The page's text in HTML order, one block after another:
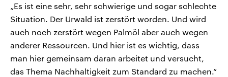
„Es ist eine sehr, sehr schwierige und sogar schlechte
Situation. Der Urwald ist zerstört worden. Und wird
auch noch zerstört wegen Palmöl aber auch wegen
anderer Ressourcen. Und hier ist es wichtig, dass
man hier gemeinsam daran arbeitet und versucht,
das Thema Nachhaltigkeit zum Standard zu machen.“